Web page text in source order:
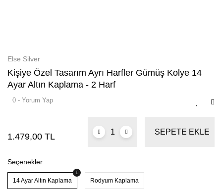
Else Silver
Kişiye Özel Tasarım Ayrı Harfler Gümüş Kolye 14
Ayar Altın Kaplama - 2 Harf
0 - Yorum Yap
1.479,00 TL SEPETE EKLE
Seçenekler
14 Ayar Altın Kaplama Rodyum Kaplama